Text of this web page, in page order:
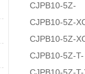
CJPB10-5Z-
CJPB10-5Z-
CJPB10-5Z-
CJPB10-5Z-T-